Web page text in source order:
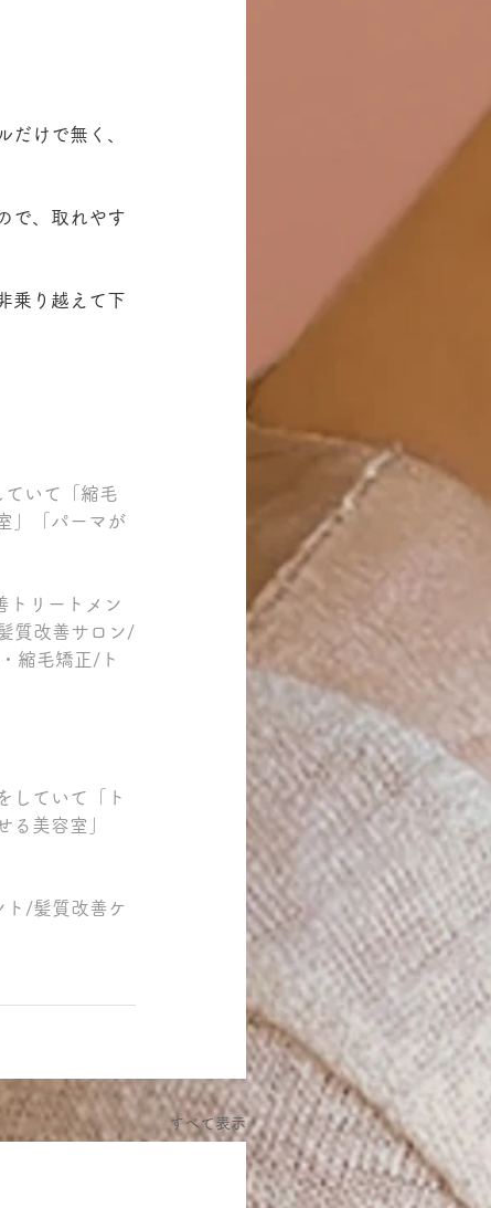
だけで無く、
で、取れやす
乗り越えて下
いて「縮毛
」「パーマが
トリートメン
質改善サロン/
縮毛矯正/ト
していて「ト
る美容室」
ト/髪質改善ケ
すべて表示